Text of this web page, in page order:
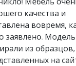
качества и
вовремя,
заявлено.
из образцов,
на